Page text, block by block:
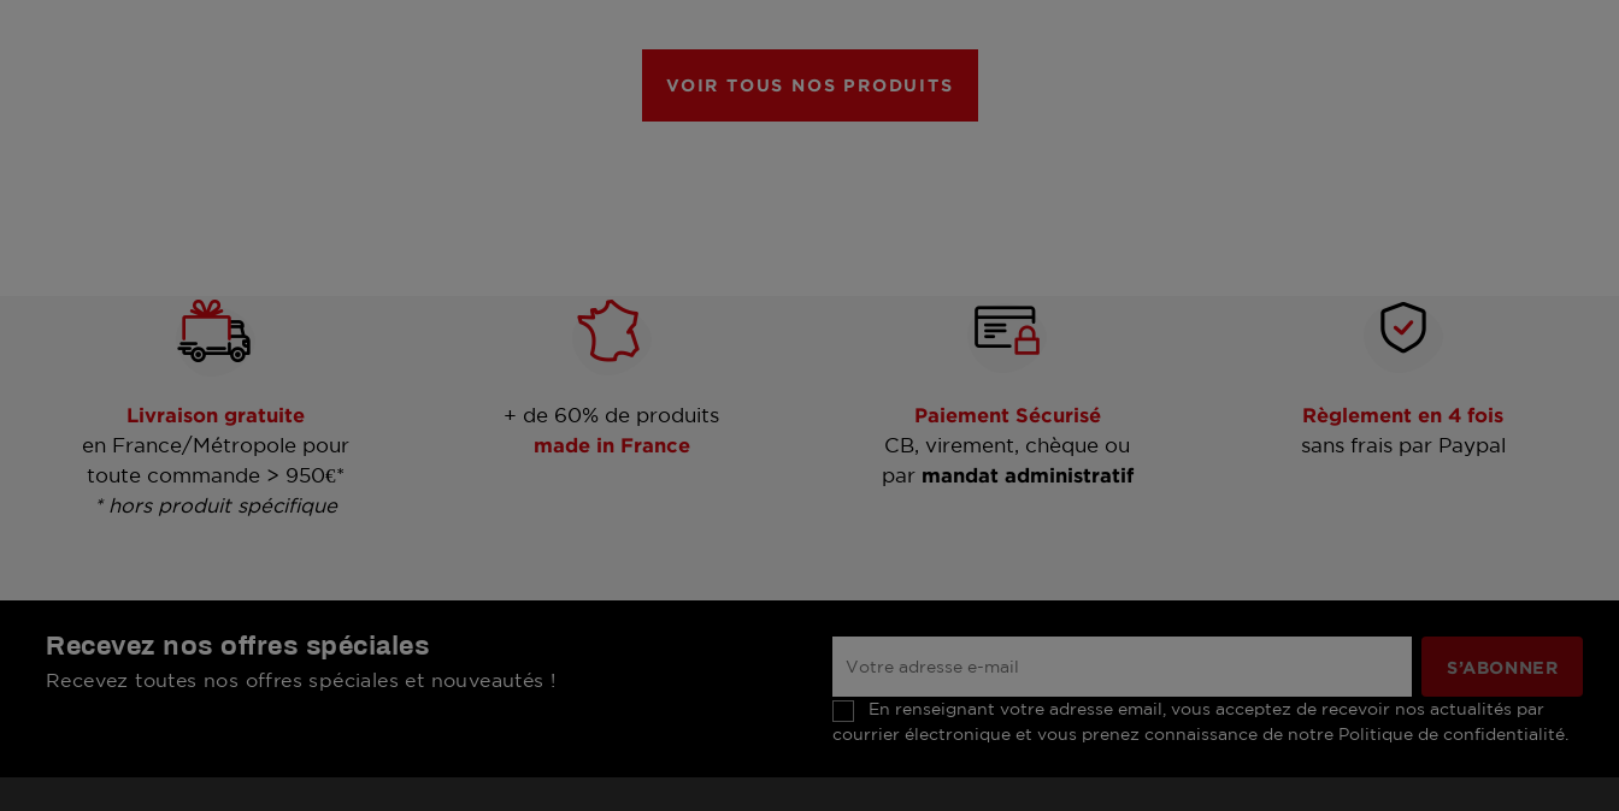
VOIR TOUS NOS PRODUITS
Livraison gratuite
en France/Métropole pour
toute commande > 950€*
* hors produit spécifique
+ de 60% de produits
made in France
Paiement Sécurisé
CB, virement, chèque ou
par mandat administratif
Règlement en 4 fois
sans frais par Paypal
Recevez nos offres spéciales
Recevez toutes nos offres spéciales et nouveautés !
En renseignant votre adresse email, vous acceptez de recevoir nos actualités par
courrier électronique et vous prenez connaissance de notre Politique de confidentialité.